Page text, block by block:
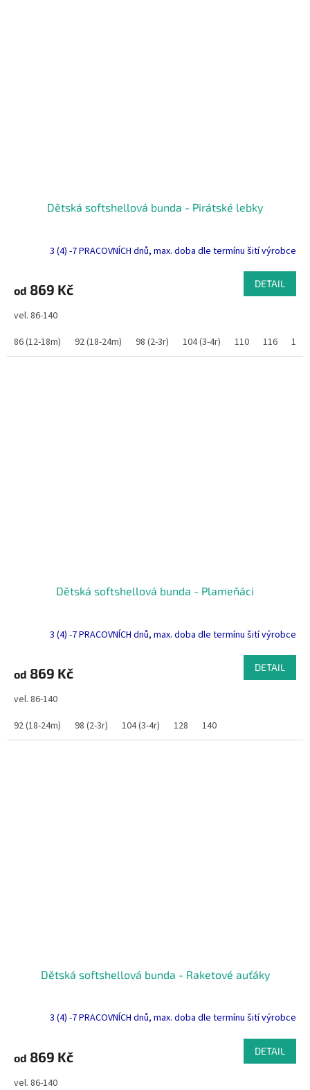
Dětská softshellová bunda - Pirátské lebky
3 (4) -7 PRACOVNÍCH dnů, max. doba dle termínu šití výrobce
od 869 Kč DETAIL
vel. 86-140
86 (12-18m)
92 (18-24m) 98 (2-3r) 104 (3-4r) 110 116 122
Dětská softshellová bunda - Plameňáci
3 (4) -7 PRACOVNÍCH dnů, max. doba dle termínu šití výrobce
od 869 Kč DETAIL
vel. 86-140
92 (18-24m)
98 (2-3r) 104 (3-4r) 128 140
Dětská softshellová bunda - Raketové auťáky
3 (4) -7 PRACOVNÍCH dnů, max. doba dle termínu šití výrobce
od 869 Kč DETAIL
vel. 86-140